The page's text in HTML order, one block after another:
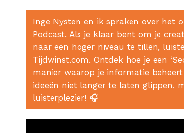
Inge Nysten en ik spraken over het
Podcast. Als je klaar bent om je
naar een hoger niveau te tillen,
Tijdwinst.com. Ontdek hoe je een
manier waarop je informatie
ideeën niet langer te laten glippen,
luisterplezier! 🎧